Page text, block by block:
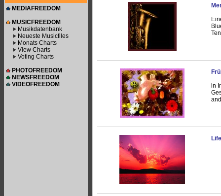
MEDIAFREEDOM
MUSICFREEDOM
Musikdatenbank
Neueste Musicfiles
Monats Charts
View Charts
Voting Charts
PHOTOFREEDOM
NEWSFREEDOM
VIDEOFREEDOM
in
Life